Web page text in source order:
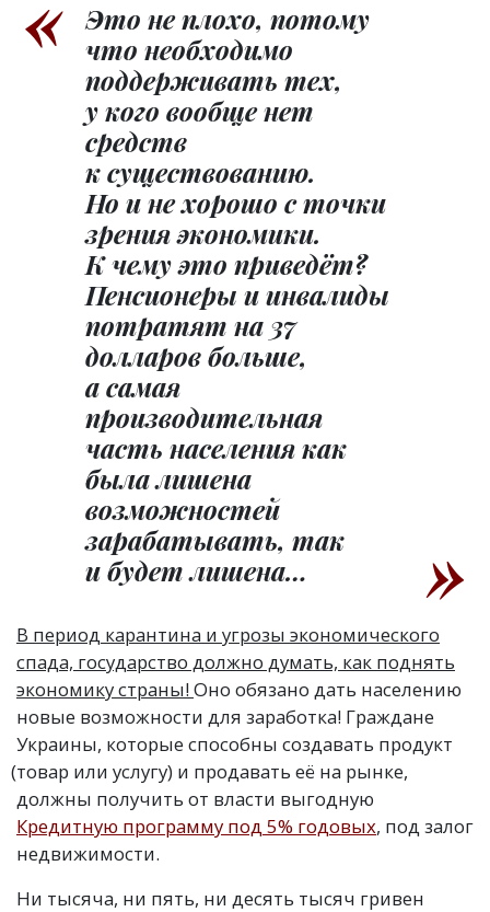
Это не плохо, потому
что необходимо
поддерживать тех,
у кого вообще нет
средств
к существованию.
Но и не хорошо с точки
зрения экономики.
К чему это приведёт?
Пенсионеры и инвалиды
потратят на 37
долларов больше,
а самая
производительная
часть населения как
была лишена
возможностей
зарабатывать, так
и будет лишена…
В период карантина и угрозы экономического
спада, государство должно думать, как поднять
экономику страны!Оно обязано дать населению
новые возможности для заработка! Граждане
Украины, которые способны создавать продукт
(товар или услугу) и продавать её на рынке,
должны получить от власти выгодную
Кредитную программу под 5% годовых, под залог
недвижимости.
Ни тысяча, ни пять, ни десять тысяч гривен